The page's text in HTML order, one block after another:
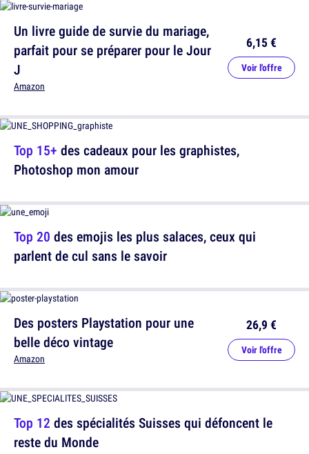
Un livre guide de survie du mariage,
parfait pour se préparer pour le Jour
J
Amazon
6,15 €
Voir l'offre
Top 20 des emojis les plus salaces, ceux qui
parlent de cul sans le savoir
Top 12 des spécialités Suisses qui défoncent le
reste du Monde
Top 15+ des cadeaux pour les graphistes,
Photoshop mon amour
Des posters Playstation pour une
belle déco vintage
Amazon
26,9 €
Voir l'offre